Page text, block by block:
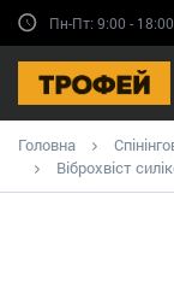
Пн-Пт: 9:00 - 18:00
Головна
Віброхвіст